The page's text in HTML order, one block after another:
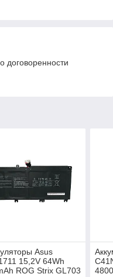
договоренности
Asus
15,2V 64Wh
ROG Strix GL703